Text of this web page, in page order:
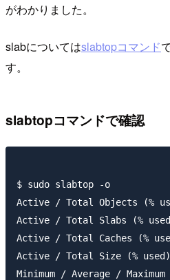
がわかりました。
slabについてはslabtopコマンド
す。
slabtopコマンドで確認
$ sudo slabtop -o
Active / Total Objects (%
Active / Total Slabs (%
Active / Total Caches (%
Active / Total Size (% used)
Minimum / Average /